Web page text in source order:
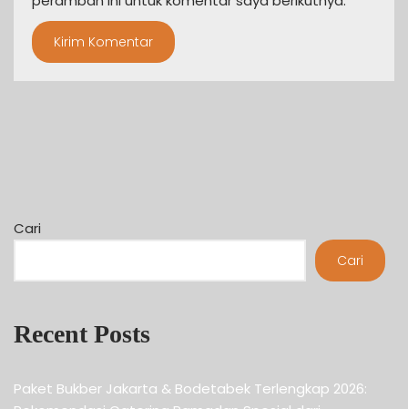
Cari
Cari
Recent Posts
Paket Bukber Jakarta & Bodetabek Terlengkap 2026: